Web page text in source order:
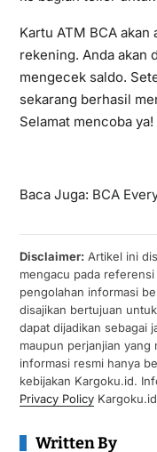
Kartu ATM BCA
rekening. Anda akan
mengecek saldo.
sekarang berhasil
Selamat mencoba ya!
Baca Juga: BCA
Disclaimer:Artikel ini
mengacu pada
pengolahan informasi
disajikan bertujuan
dapat dijadikan sebagai
maupun perjanjian yang
informasi resmi hanya
kebijakan Kargoku.id.
Privacy Policy
Written By